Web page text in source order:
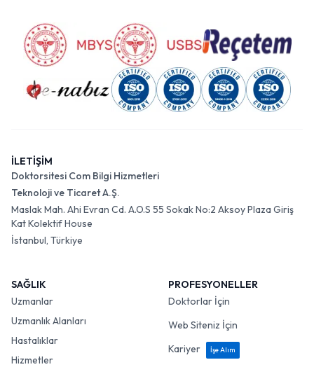
İLETİŞİM
Doktorsitesi Com Bilgi Hizmetleri
Teknoloji ve Ticaret A.Ş.
Maslak Mah. Ahi Evran Cd. A.O.S 55 Sokak No:2 Aksoy Plaza Giriş
Kat Kolektif House
İstanbul, Türkiye
SAĞLIK
Uzmanlar
Uzmanlık Alanları
Hastalıklar
Hizmetler
PROFESYONELLER
Doktorlar İçin
Web Siteniz İçin
Kariyer
İşe Alım